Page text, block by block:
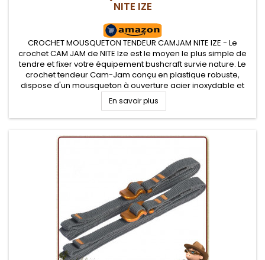
NITE IZE
CROCHET MOUSQUETON TENDEUR CAMJAM NITE IZE - Le
crochet CAM JAM de NITE Ize est le moyen le plus simple de
tendre et fixer votre équipement bushcraft survie nature. Le
crochet tendeur Cam-Jam conçu en plastique robuste,
dispose d'un mousqueton à ouverture acier inoxydable et
came de serrage réglable pour assurer une tension parfaite
au niveau des haubans...
En savoir plus